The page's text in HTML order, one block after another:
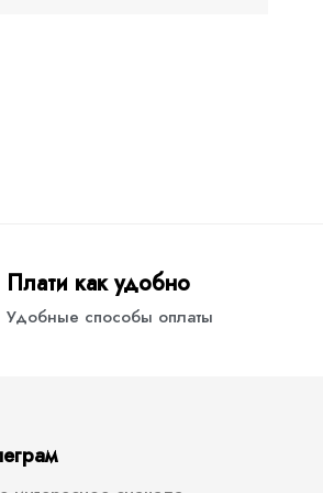
Плати как удобно
Удобные способы оплаты